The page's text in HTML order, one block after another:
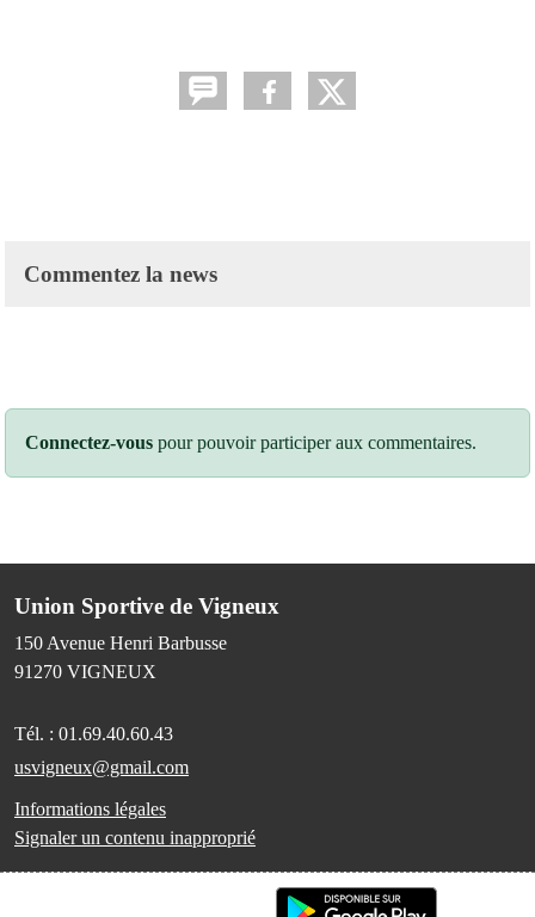
Commentez la news
Connectez-vous pour pouvoir participer aux commentaires.
Union Sportive de Vigneux
150 Avenue Henri Barbusse
91270 VIGNEUX
Tél. : 01.69.40.60.43
usvigneux@gmail.com
Informations légales
Signaler un contenu inapproprié